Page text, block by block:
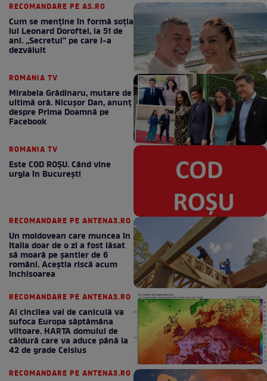
RECOMANDARE PE AS.RO
Cum se menţine în formă soţia
lui Leonard Doroftei, la 51 de
ani. „Secretul” pe care l-a
dezvăluit
ROMANIA TV
Mirabela Grădinaru, mutare de
ultimă oră. Nicuşor Dan, anunţ
despre Prima Doamnă pe
Facebook
ROMANIA TV
Este COD ROŞU. Când vine
urgia în Bucureşti
RECOMANDARE PE ANTENA3.RO
Un moldovean care muncea în
Italia doar de o zi a fost lăsat
să moară pe şantier de 6
români. Aceștia riscă acum
închisoarea
RECOMANDARE PE ANTENA3.RO
Al cincilea val de caniculă va
sufoca Europa săptămâna
viitoare. HARTA domului de
căldură care va aduce până la
42 de grade Celsius
RECOMANDARE PE ANTENA3.RO